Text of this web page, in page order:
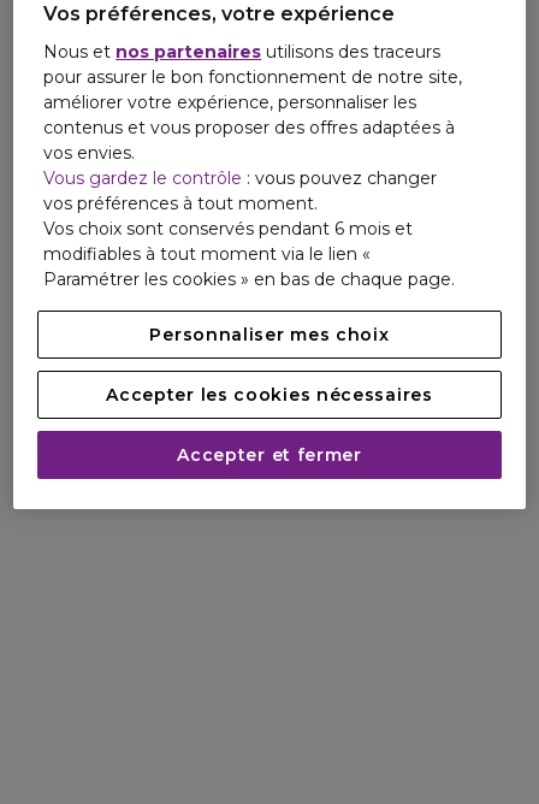
Vos préférences, votre expérience
Nous et nos partenaires utilisons des traceurs
pour assurer le bon fonctionnement de notre site,
améliorer votre expérience, personnaliser les
contenus et vous proposer des offres adaptées à
vos envies.
Vous gardez le contrôle : vous pouvez changer
vos préférences à tout moment.
Vos choix sont conservés pendant 6 mois et
modifiables à tout moment via le lien «
Paramétrer les cookies » en bas de chaque page.
Personnaliser mes choix
Accepter les cookies nécessaires
Accepter et fermer